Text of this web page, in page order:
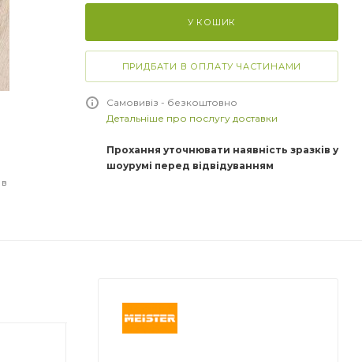
+10%
+15%
У КОШИК
ПРИДБАТИ В ОПЛАТУ ЧАСТИНАМИ
Самовивіз - безкоштовно
Детальніше про послугу доставки
Прохання уточнювати наявність зразків у
шоурумі перед відвідуванням